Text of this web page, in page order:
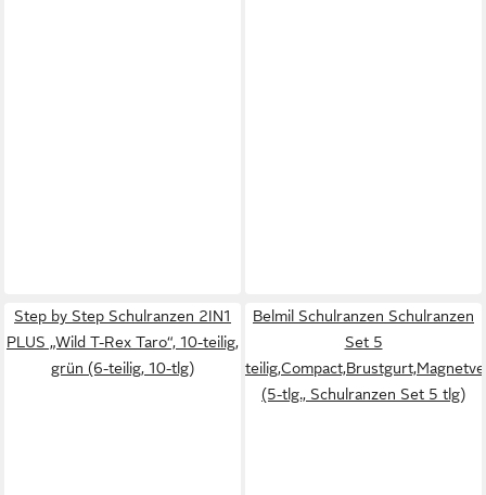
Step by Step Schulranzen 2IN1
PLUS „Wild T-Rex Taro“, 10-teilig,
grün (6-teilig, 10-tlg)
Belmil Schulranzen Schulranzen
Set 5
(5-tlg., Schulranzen Set 5 tlg)